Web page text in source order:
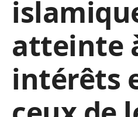
atteinte
intérêts